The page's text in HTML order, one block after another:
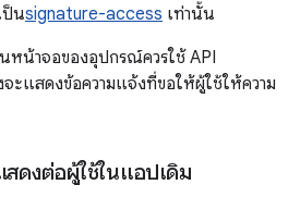
ป็นsignature-access เท่านั้น
หน้าจอของอุปกรณ์ควรใช้ API
จะแสดงข้อความแจ้งที่ขอให้ผู้ใช้ให้ความ
ดงต่อผู้ใช้ในแอปเดิม